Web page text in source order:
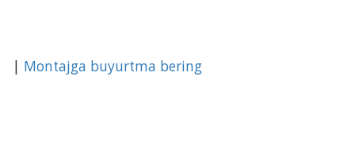
| Montajga buyurtma bering